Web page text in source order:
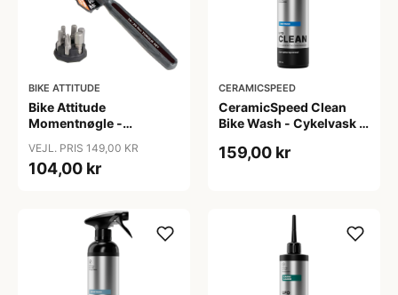
BIKE ATTITUDE
Bike Attitude
Momentnøgle -
VEJL. PRIS 149,00 KR
104,00 kr
CERAMICSPEED
CeramicSpeed Clean
Bike Wash - Cykelvask -
159,00 kr